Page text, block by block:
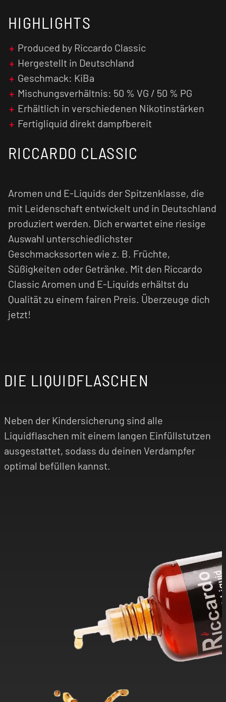
HIGHLIGHTS
Produced by Riccardo Classic
Hergestellt in Deutschland
Geschmack: KiBa
Mischungsverhältnis: 50 % VG / 50 % PG
Erhältlich in verschiedenen Nikotinstärken
Fertigliquid direkt dampfbereit
RICCARDO CLASSIC
Aromen und E-Liquids der Spitzenklasse, die
mit Leidenschaft entwickelt und in Deutschland
produziert werden. Dich erwartet eine riesige
Auswahl unterschiedlichster
Geschmackssorten wie z. B. Früchte,
Süßigkeiten oder Getränke. Mit den Riccardo
Classic Aromen und E-Liquids erhältst du
Qualität zu einem fairen Preis. Überzeuge dich
jetzt!
DIE LIQUIDFLASCHEN
Neben der Kindersicherung sind alle
Liquidflaschen mit einem langen Einfüllstutzen
ausgestattet, sodass du deinen Verdampfer
optimal befüllen kannst.